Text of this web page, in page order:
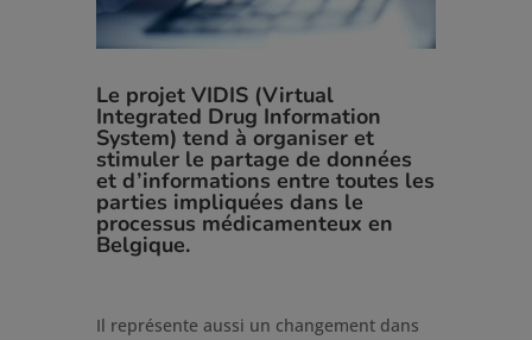
Le projet VIDIS (Virtual
Integrated Drug Information
System) tend à organiser et
stimuler le partage de données
et d’informations entre toutes les
parties impliquées dans le
processus médicamenteux en
Belgique.
Il représente aussi un changement dans